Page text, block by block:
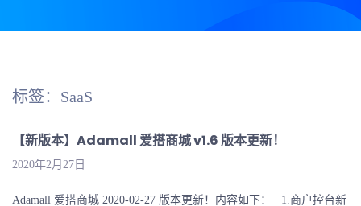
标签：SaaS
【新版本】Adamall 爱搭商城 v1.6 版本更新！
2020年2月27日
Adamall 爱搭商城 2020-02-27 版本更新！内容如下： 1.商户控台新